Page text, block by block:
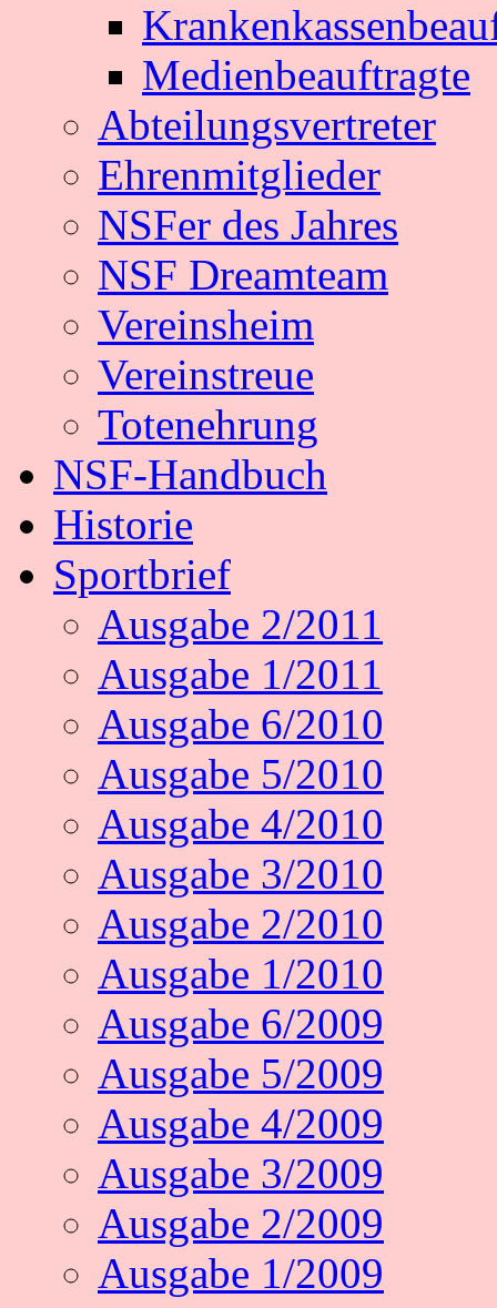
Medienbeauftragte
Abteilungsvertreter
Ehrenmitglieder
NSFer des Jahres
NSF Dreamteam
Vereinsheim
Vereinstreue
Totenehrung
NSF-Handbuch
Historie
Sportbrief
Ausgabe 2/2011
Ausgabe 1/2011
Ausgabe 6/2010
Ausgabe 5/2010
Ausgabe 4/2010
Ausgabe 3/2010
Ausgabe 2/2010
Ausgabe 1/2010
Ausgabe 6/2009
Ausgabe 5/2009
Ausgabe 4/2009
Ausgabe 3/2009
Ausgabe 2/2009
Ausgabe 1/2009